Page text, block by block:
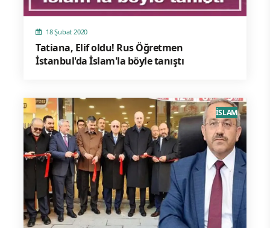
18 Şubat 2020
Tatiana, Elif oldu! Rus Öğretmen
İstanbul'da İslam'la böyle tanıştı
İSLAM